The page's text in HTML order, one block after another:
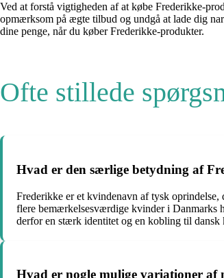
Ved at forstå vigtigheden af at købe Frederikke-
opmærksom på ægte tilbud og undgå at lade dig
dine penge, når du køber Frederikke-produkter.
Ofte stillede
Hvad er den særlige betydning af
Frederikke er et kvindenavn af tysk
flere bemærkelsesværdige kvinder i Danmarks
derfor en stærk identitet og en kobling til dansk
Hvad er nogle mulige variationer af